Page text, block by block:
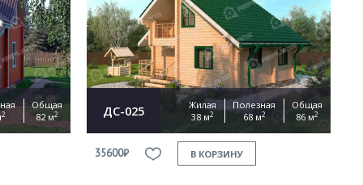
2
Общая
82 м2 ДС-025
Жилая
38 м2
Полезная
68 м2
Общая
86 м2
35600₽ В КОРЗИНУ